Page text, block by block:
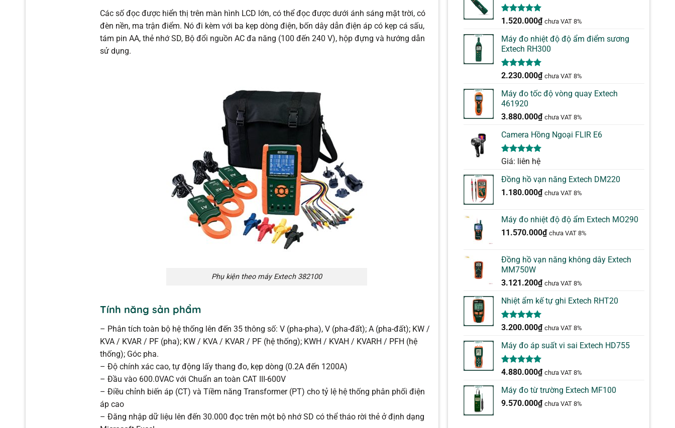
Các số đọc được hiển thị trên màn hình LCD lớn, có thể đọc được dưới ánh sáng mặt trời, có
đèn nền, ma trận điểm. Nó đi kèm với ba kẹp dòng điện, bốn dây dẫn điện áp có kẹp cá sấu,
tám pin AA, thẻ nhớ SD, Bộ đổi nguồn AC đa năng (100 đến 240 V), hộp đựng và hướng dẫn
sử dụng.
Phụ kiện theo máy Extech 382100
Tính năng sản phẩm
– Phân tích toàn bộ hệ thống lên đến 35 thông số: V (pha-pha), V (pha-đất); A (pha-đất); KW /
KVA / KVAR / PF (pha); KW / KVA / KVAR / PF (hệ thống); KWH / KVAH / KVARH / PFH (hệ
thống); Góc pha.
– Độ chính xác cao, tự động lấy thang đo, kẹp dòng (0.2A đến 1200A)
– Đầu vào 600.0VAC với Chuẩn an toàn CAT III-600V
– Điều chỉnh biến áp (CT) và Tiềm năng Transformer (PT) cho tỷ lệ hệ thống phân phối điện
áp cao
– Đăng nhập dữ liệu lên đến 30.000 đọc trên một bộ nhớ SD có thể tháo rời thẻ ở định dạng
5.00trên 5
1
đánh giá
1.520.000₫ chưa VAT 8%
Máy đo nhiệt độ độ ẩm điểm sương
Extech RH300
5.00trên 5
1
đánh giá
2.230.000₫ chưa VAT 8%
Máy đo tốc độ vòng quay Extech
461920
3.880.000₫ chưa VAT 8%
Camera Hồng Ngoại FLIR E6
5.00 trên 5
1
đánh giá
Giá: liên hệ
Đồng hồ vạn năng Extech DM220
1.180.000₫ chưa VAT 8%
Máy đo nhiệt độ độ ẩm Extech MO290
11.570.000₫ chưa VAT 8%
Đồng hồ vạn năng không dây Extech
MM750W
3.121.200₫ chưa VAT 8%
Nhiệt ẩm kế tự ghi Extech RHT20
5.00trên 5
2
đánh giá
3.200.000₫ chưa VAT 8%
Máy đo áp suất vi sai Extech HD755
5.00trên 5
1
đánh giá
4.880.000₫ chưa VAT 8%
Máy đo từ trường Extech MF100
9.570.000₫ chưa VAT 8%